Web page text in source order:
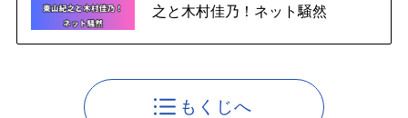
之と木村佳乃！ネット騒然
もくじへ